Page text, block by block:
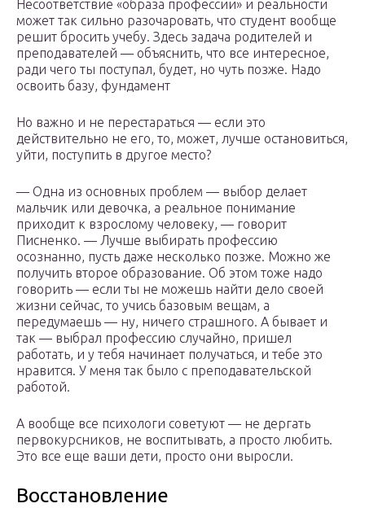
Несоответствие «образа профессии» и реальности
может так сильно разочаровать, что студент вообще
решит бросить учебу. Здесь задача родителей и
преподавателей — объяснить, что все интересное,
ради чего ты поступал, будет, но чуть позже. Надо
освоить базу, фундамент
Но важно и не перестараться — если это
действительно не его, то, может, лучше остановиться,
уйти, поступить в другое место?
— Одна из основных проблем — выбор делает
мальчик или девочка, а реальное понимание
приходит к взрослому человеку, — говорит
Писненко. — Лучше выбирать профессию
осознанно, пусть даже несколько позже. Можно же
получить второе образование. Об этом тоже надо
говорить — если ты не можешь найти дело своей
жизни сейчас, то учись базовым вещам, а
передумаешь — ну, ничего страшного. А бывает и
так — выбрал профессию случайно, пришел
работать, и у тебя начинает получаться, и тебе это
нравится. У меня так было с преподавательской
работой.
А вообще все психологи советуют — не дергать
первокурсников, не воспитывать, а просто любить.
Это все еще ваши дети, просто они выросли.
Восстановление